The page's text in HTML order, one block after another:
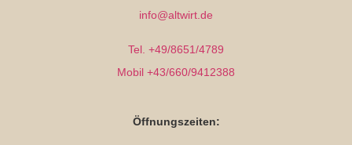
info@altwirt.de
Tel. +49/8651/4789
Mobil +43/660/9412388
Öffnungszeiten: